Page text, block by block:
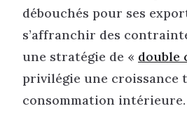
débouchés pour ses
s’affranchir des
une stratégie de « double
privilégie une croissance
consommation intérieure.